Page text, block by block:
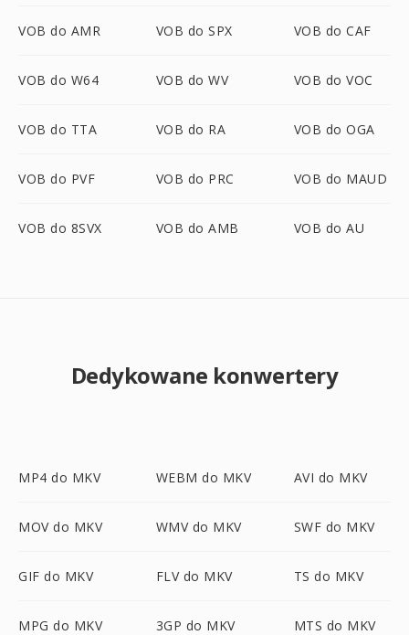
VOB do AMR VOB do SPX VOB do CAF
VOB do W64 VOB do WV VOB do VOC
VOB do TTA VOB do RA VOB do OGA
VOB do PVF VOB do PRC VOB do MAUD
VOB do 8SVX VOB do AMB VOB do AU
Dedykowane konwertery
MP4 do MKV WEBM do MKV AVI do MKV
MOV do MKV WMV do MKV SWF do MKV
GIF do MKV FLV do MKV TS do MKV
MPG do MKV 3GP do MKV MTS do MKV